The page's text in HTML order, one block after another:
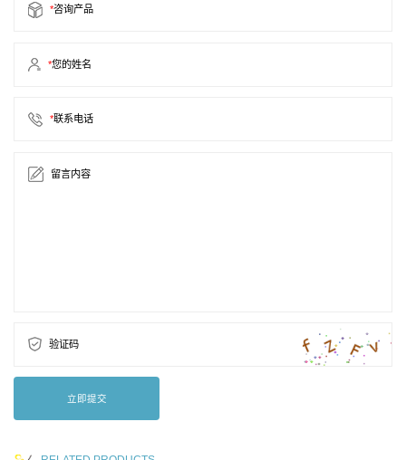
*咨询产品
*您的姓名
*联系电话
留言内容
验证码
立即提交